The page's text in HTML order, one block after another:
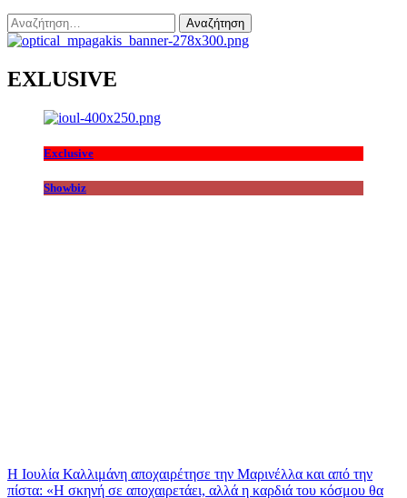
Αναζήτηση
για:
EXLUSIVE
Exclusive
Showbiz
Η Ιουλία Καλλιμάνη αποχαιρέτησε την Μαρινέλλα και από την
πίστα: «H σκηνή σε αποχαιρετάει, αλλά η καρδιά του κόσμου θα